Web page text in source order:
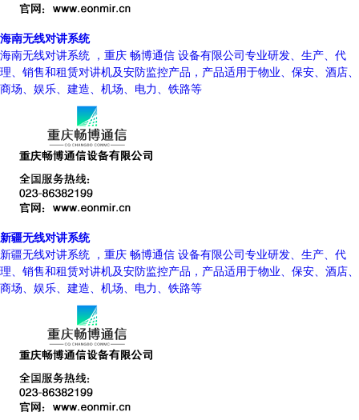
海南无线对讲系统
海南无线对讲系统 ，重庆 畅博通信 设备有限公司专业研发、生产、代
理、销售和租赁对讲机及安防监控产品，产品适用于物业、保安、酒店、
商场、娱乐、建造、机场、电力、铁路等
新疆无线对讲系统
新疆无线对讲系统 ，重庆 畅博通信 设备有限公司专业研发、生产、代
理、销售和租赁对讲机及安防监控产品，产品适用于物业、保安、酒店、
商场、娱乐、建造、机场、电力、铁路等